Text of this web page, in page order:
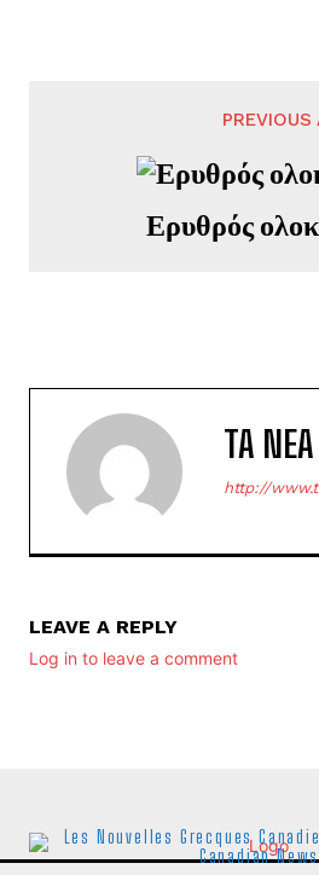
PREVIOUS
Ερυθρός
TA NEA
http://
LEAVE A REPLY
Log in to leave a comment
Les Nouvelles Grecques
Canadian News